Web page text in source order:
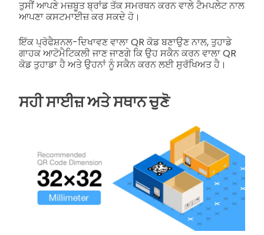
ਤੁਸੀਂ ਆਪਣੇ ਮਜ਼ਬੂਤ ਬ੍ਰਾਂਡ ਤੱਕ ਸਮਰਥਨ ਕਰਨ ਵਾਲੇ ਟੈਮਪਲੇਟ ਨਾਲ
ਆਪਣਾ ਕਸਟਮਾਈਜ਼ ਕਰ ਸਕਦੇ ਹੋ।
ਇੱਕ ਪ੍ਰੋਫੈਸ਼ਨਲ-ਦਿਖਾਵਣ ਵਾਲਾ QR ਕੋਡ ਬਣਾਉਣ ਨਾਲ, ਤੁਹਾਡੇ
ਗਾਹਕ ਆਟੋਮੈਟਿਕਲੀ ਜਾਣ ਜਾਣਗੇ ਕਿ ਉਹ ਸਕੈਨ ਕਰਨ ਵਾਲਾ QR
ਕੋਡ ਤੁਹਾਡਾ ਹੈ ਅਤੇ ਉਹਨਾਂ ਨੂੰ ਸਕੈਨ ਕਰਨ ਲਈ ਸੁਰੱਖਿਅਤ ਹੈ।
ਸਹੀ ਸਾਈਜ਼ ਅਤੇ ਸਥਾਨ ਚੁਣੋ